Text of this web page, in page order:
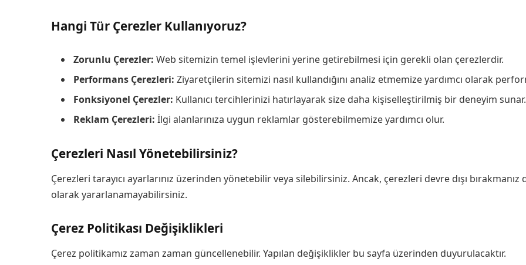
Hangi Tür Çerezler Kullanıyoruz?
Zorunlu Çerezler: Web sitemizin temel işlevlerini yerine getirebilmesi için gerekli olan çerezlerdir.
Performans Çerezleri: Ziyaretçilerin sitemizi nasıl kullandığını analiz etmemize yardımcı olarak
Fonksiyonel Çerezler: Kullanıcı tercihlerinizi hatırlayarak size daha kişiselleştirilmiş bir deneyim sunar.
Reklam Çerezleri: İlgi alanlarınıza uygun reklamlar gösterebilmemize yardımcı olur.
Çerezleri Nasıl Yönetebilirsiniz?
Çerezleri tarayıcı ayarlarınız üzerinden yönetebilir veya silebilirsiniz. Ancak, çerezleri devre dışı
olarak yararlanamayabilirsiniz.
Çerez Politikası Değişiklikleri
Çerez politikamız zaman zaman güncellenebilir. Yapılan değişiklikler bu sayfa üzerinden duyurulacaktır.